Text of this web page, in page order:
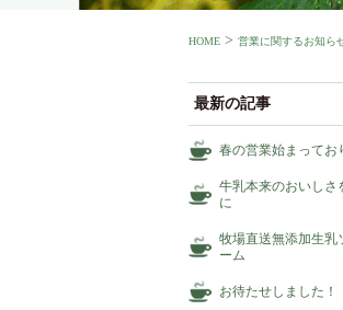
HOME > 営業に関するお知ら
最新の記事
春の営業始まってお
牛乳本来のおいしさ
に
牧場直送無添加生乳
ーム
お待たせしました！